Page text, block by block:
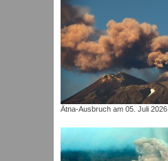
Ätna-Ausbruch am 05. Juli 2026